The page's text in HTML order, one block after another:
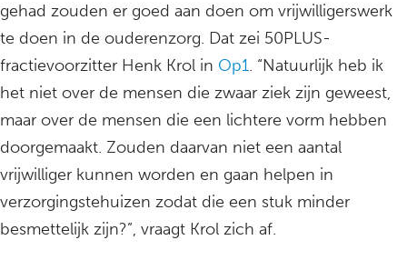
gehad zouden er goed aan doen om vrijwilligerswerk
te doen in de ouderenzorg. Dat zei 50PLUS-
fractievoorzitter Henk Krol in Op1. “Natuurlijk heb ik
het niet over de mensen die zwaar ziek zijn geweest,
maar over de mensen die een lichtere vorm hebben
doorgemaakt. Zouden daarvan niet een aantal
vrijwilliger kunnen worden en gaan helpen in
verzorgingstehuizen zodat die een stuk minder
besmettelijk zijn?”, vraagt Krol zich af.